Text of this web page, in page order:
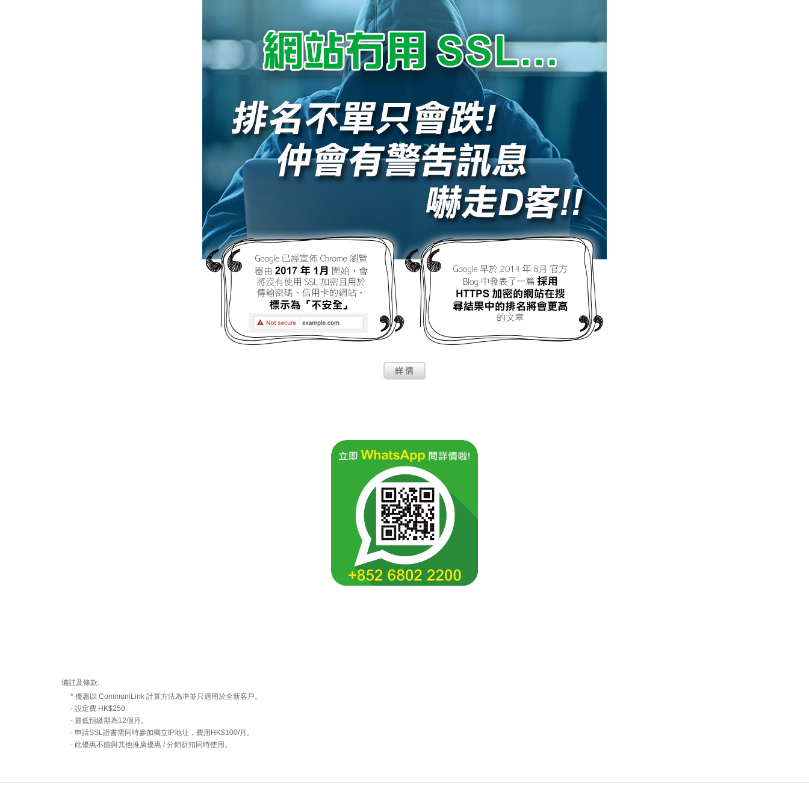
備註及條款:
* 優惠以 CommuniLink 計算方法為準並只適用於全新客戶。
- 設定費 HK$250
- 最低預繳期為12個月。
- 申請SSL證書需同時參加獨立IP地址，費用HK$100/月。
- 此優惠不能與其他推廣優惠 / 分銷折扣同時使用。